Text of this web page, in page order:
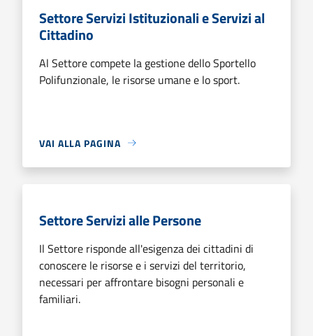
Settore Servizi Istituzionali e Servizi al
Cittadino
Al Settore compete la gestione dello Sportello
Polifunzionale, le risorse umane e lo sport.
VAI ALLA PAGINA
Settore Servizi alle Persone
Il Settore risponde all'esigenza dei cittadini di
conoscere le risorse e i servizi del territorio,
necessari per affrontare bisogni personali e
familiari.